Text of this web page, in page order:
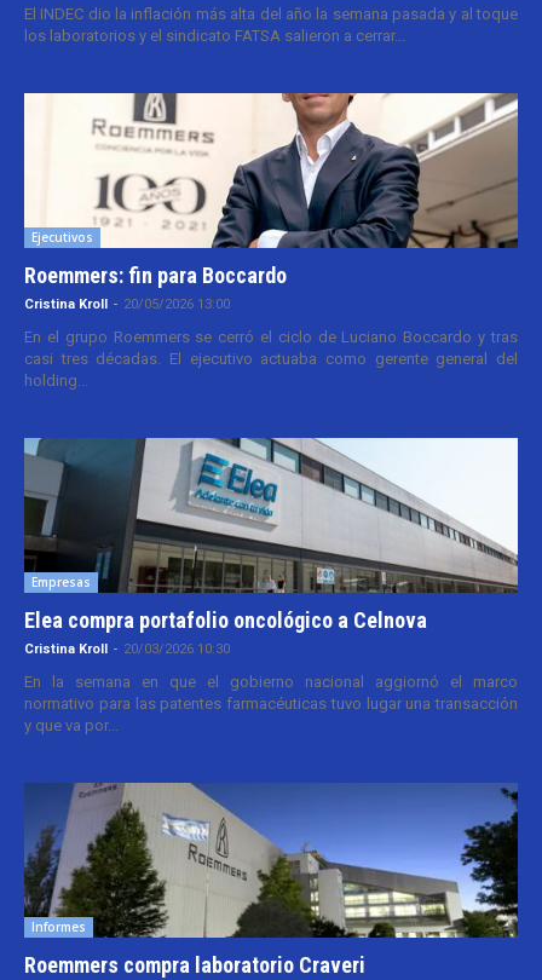
El INDEC dio la inflación más alta del año la semana pasada y al toque
los laboratorios y el sindicato FATSA salieron a cerrar...
Ejecutivos
Roemmers: fin para Boccardo
Cristina Kroll - 20/05/2026 13:00
En el grupo Roemmers se cerró el ciclo de Luciano Boccardo y tras
casi tres décadas. El ejecutivo actuaba como gerente general del
holding...
Empresas
Elea compra portafolio oncológico a Celnova
Cristina Kroll - 20/03/2026 10:30
En la semana en que el gobierno nacional aggiornó el marco
normativo para las patentes farmacéuticas tuvo lugar una transacción
y que va por...
Informes
Roemmers compra laboratorio Craveri